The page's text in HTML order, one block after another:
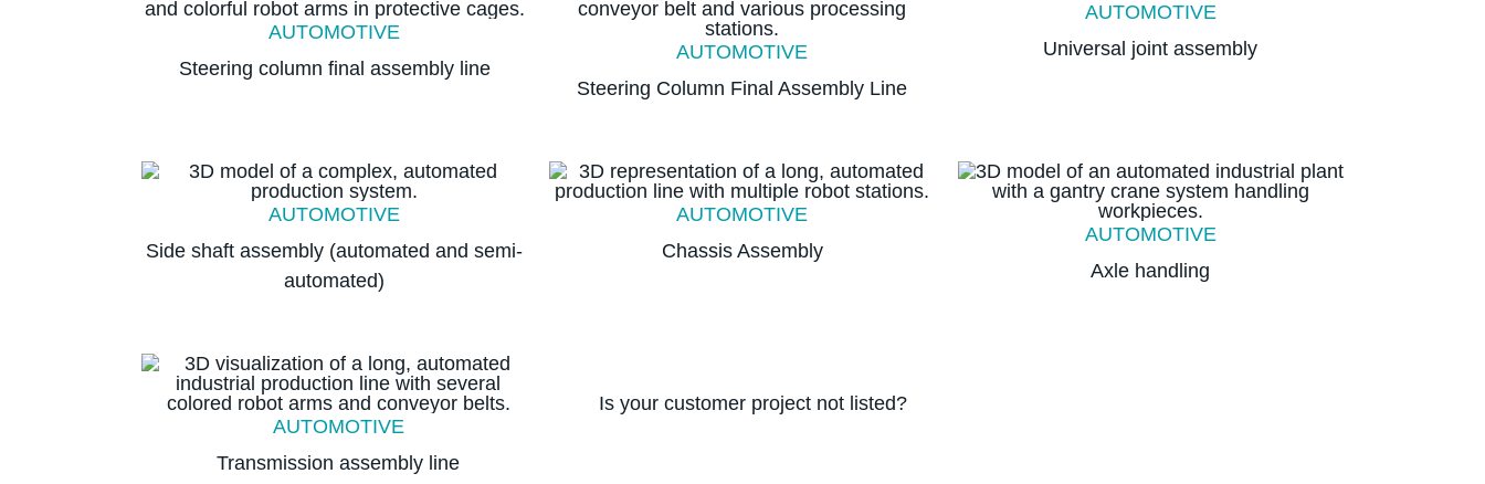
AUTOMOTIVE
Steering column final assembly line
AUTOMOTIVE
Steering Column Final Assembly Line
AUTOMOTIVE
Universal joint assembly
AUTOMOTIVE
Side shaft assembly (automated and semi-
automated)
AUTOMOTIVE
Chassis Assembly
AUTOMOTIVE
Axle handling
AUTOMOTIVE
Transmission assembly line
Is your customer project not listed?